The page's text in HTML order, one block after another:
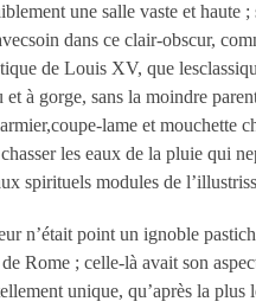
une salle vaste et haute
dans ce clair-obscur,
de Louis XV, que
à gorge, sans la moindre
lame et mouchette
les eaux de la pluie qui
spirituels modules de
n’était point un ignoble
Rome ; celle-là avait son
unique, qu’après la